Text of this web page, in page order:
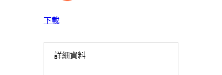
下載
詳細資料